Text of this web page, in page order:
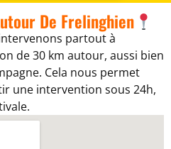
De Frelinghien
partout à
de 30 km autour, aussi bien
Cela nous permet
une intervention sous 24h,